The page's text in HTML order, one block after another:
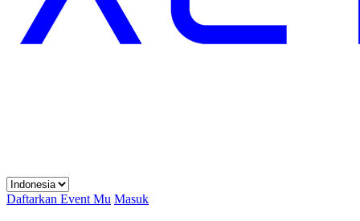
Daftarkan Event Mu Masuk